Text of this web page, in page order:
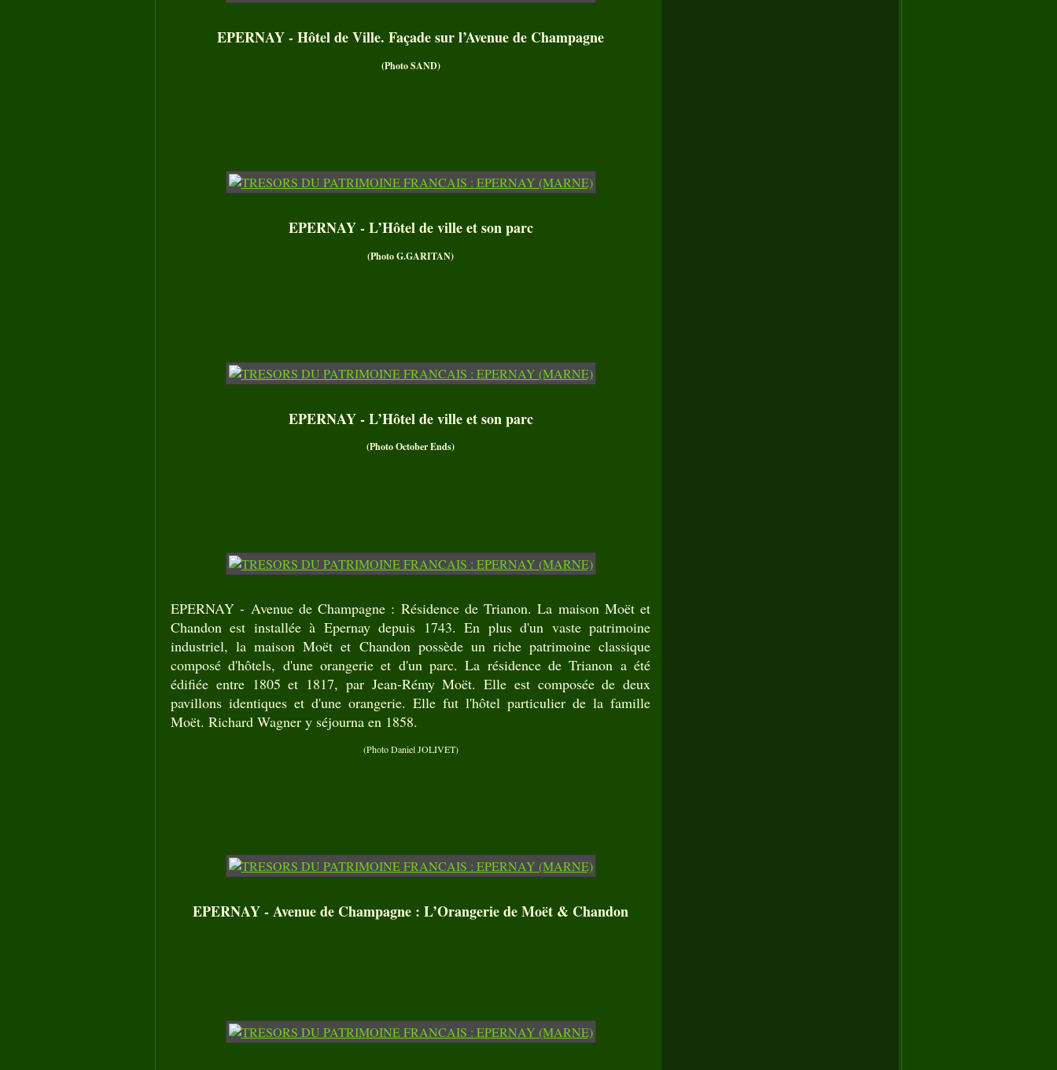
EPERNAY - Hôtel de Ville. Façade sur l’Avenue de Champagne
(Photo SAND)
EPERNAY - L’Hôtel de ville et son parc
(Photo G.GARITAN)
EPERNAY - L’Hôtel de ville et son parc
(Photo October Ends)
EPERNAY - Avenue de Champagne : Résidence de Trianon. La maison Moët et
Chandon est installée à Epernay depuis 1743. En plus d'un vaste patrimoine
industriel, la maison Moët et Chandon possède un riche patrimoine classique
composé d'hôtels, d'une orangerie et d'un parc. La résidence de Trianon a été
édifiée entre 1805 et 1817, par Jean-Rémy Moët. Elle est composée de deux
pavillons identiques et d'une orangerie. Elle fut l'hôtel particulier de la famille
Moët. Richard Wagner y séjourna en 1858.
(Photo Daniel JOLIVET)
EPERNAY - Avenue de Champagne : L’Orangerie de Moët & Chandon